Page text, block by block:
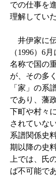
での仕事を
理解してい
井伊家に
（1996）6
名称で国の
が、その多
「家」の系
であり、藩
下町や村々
されていな
系譜関係史
期以降の史
上では、氏
ば不可能で